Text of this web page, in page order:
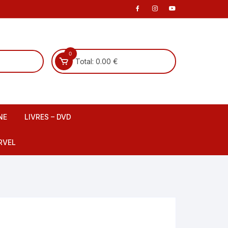
0
Total: 0.00 €
LIVRES – DVD